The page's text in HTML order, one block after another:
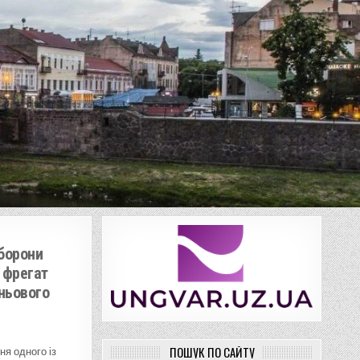
одного із
ПОШУК ПО САЙТУ